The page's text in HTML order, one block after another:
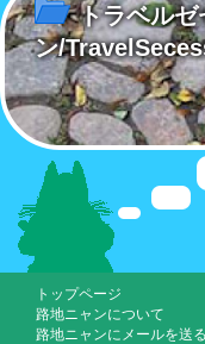
トラベルゼ
ン/
トップページ
路地ニャンについて
路地ニャンにメールを送る